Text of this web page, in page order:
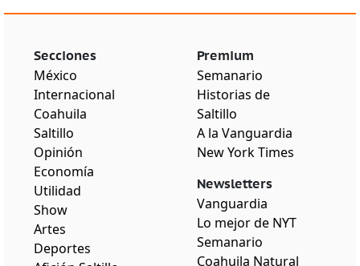
Secciones
México
Internacional
Coahuila
Saltillo
Opinión
Economía
Utilidad
Show
Artes
Deportes
Premium
Semanario
Historias de
Saltillo
A la Vanguardia
New York Times
Newsletters
Vanguardia
Lo mejor de NYT
Semanario
Coahuila Natural